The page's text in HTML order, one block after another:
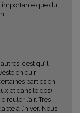
importante que du
c’est qu’il
en cuir
parties en
et dans le dos)
l’air. Très
à l’hiver. Nous